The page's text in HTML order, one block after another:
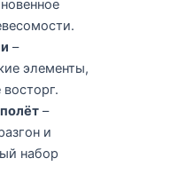
–
элементы,
–
и
набор